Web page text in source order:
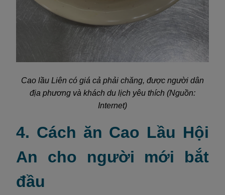
Cao lầu Liên có giá cả phải chăng, được người dân
địa phương và khách du lịch yêu thích (Nguồn:
Internet)
4. Cách ăn Cao Lầu Hội
An cho người mới bắt
đầu